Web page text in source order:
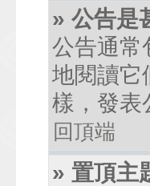
» 公告是
公告通常
地閱讀它
樣，發表
回頂端
» 置頂主